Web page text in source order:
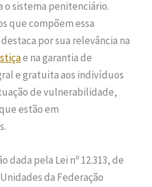
o sistema penitenciário.
que compõem essa
por sua relevância na
e na garantia de
e gratuita aos indivíduos
de vulnerabilidade,
estão em
dada pela Lei nº 12.313, de
da Federação